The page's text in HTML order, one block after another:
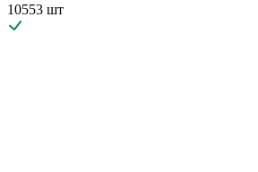
10553 шт